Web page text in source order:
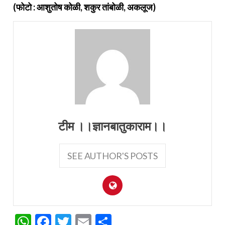
(फोटो : आशुतोष कोळी, शकुर तांबोळी, अकलूज)
टीम ।।ज्ञानबातुकाराम।।
SEE AUTHOR'S POSTS